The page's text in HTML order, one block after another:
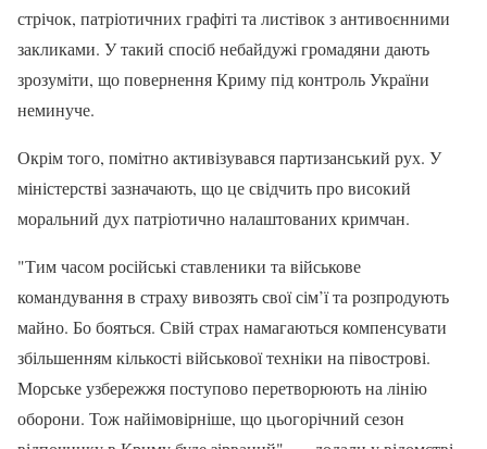
стрічок, патріотичних графіті та листівок з антивоєнними
закликами. У такий спосіб небайдужі громадяни дають
зрозуміти, що повернення Криму під контроль України
неминуче.
Окрім того, помітно активізувався партизанський рух. У
міністерстві зазначають, що це свідчить про високий
моральний дух патріотично налаштованих кримчан.
"Тим часом російські ставленики та військове
командування в страху вивозять свої сім’ї та розпродують
майно. Бо бояться. Свій страх намагаються компенсувати
збільшенням кількості військової техніки на півострові.
Морське узбережжя поступово перетворюють на лінію
оборони. Тож найімовірніше, що цьогорічний сезон